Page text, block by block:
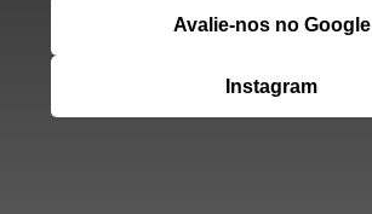
Avalie-nos no Google
Instagram